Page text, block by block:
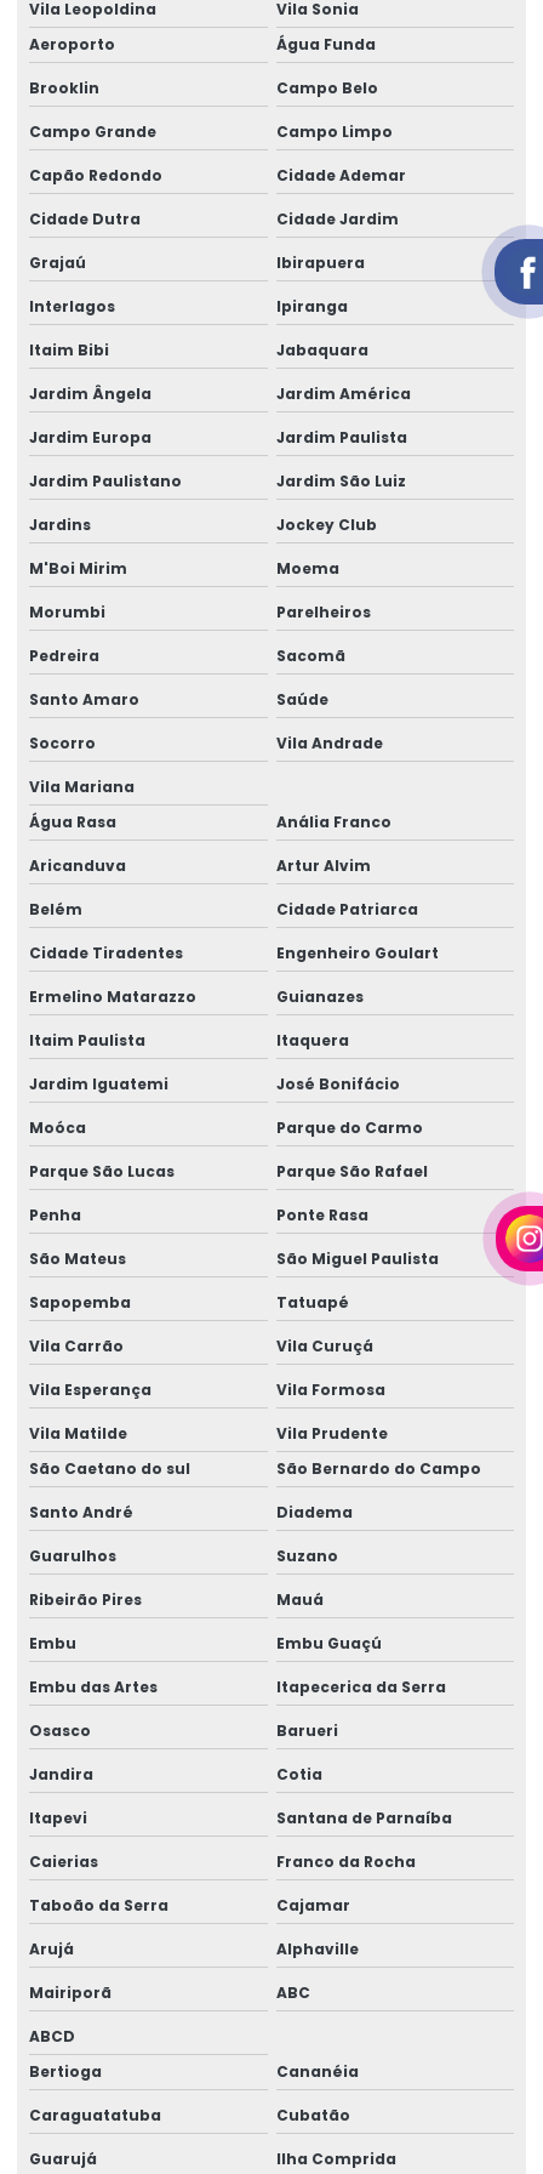
Aluguel de gerador trifásico em salvador
Aluguel de geradores de energia telefone
Aluguel de geradores para eventos
Aluguel de geradores para eventos valores
Aluguel de um gerador
área de locação de geradores
Cabo elétrico de 16 mm
Cabo elétrico de 16mm
Cabo eletrico de 2 5mm
Cabo elétrico de 25 mm
Cabo elétrico 35mm
Cabo elétrico de 4 mm
Cabo elétrico para iluminação
Empresa de aluguel de gerador
Empresa de aluguel de gerador em camaçari
Empresa de gerador de energia em camaçari
Empresa de gerador para eventos
Empresa de gerador para eventos em camaçari
Empresa de geradores
Empresa de geradores em camaçari
Empresa de locação de geradores
Empresa de locação de geradores em camaçari
Fornecedor de gerador
Fornecedor de gerador de energia em camaçari
Fornecedores de geradores a diesel
Fornecedores de geradores a diesel em camaçari
Fornecedores de geradores elétricos
Gerador 100 kva
Gerador 100 kva aluguel preço
Gerador 100 kva diesel
Gerador 100 kva mwm
Gerador 100 kva trifásico
Gerador 100 kva valor
Gerador 100 kva a venda
Gerador 100kva valor
Gerador 110 kva
Gerador 120 kva
Gerador 120 kva diesel
Gerador 120 kva preço
Vila Leopoldina
Vila Sonia
Aeroporto
Água Funda
Brooklin Campo Belo
Campo Grande Campo Limpo
Capão Redondo Cidade Ademar
Cidade Dutra Cidade Jardim
Grajaú Ibirapuera
Interlagos Ipiranga
Itaim Bibi Jabaquara
Jardim Ângela Jardim América
Jardim Europa Jardim Paulista
Jardim Paulistano Jardim São Luiz
Jardins Jockey Club
M'Boi Mirim Moema
Morumbi Parelheiros
Pedreira Sacomã
Santo Amaro Saúde
Socorro Vila Andrade
Vila Mariana
Água Rasa
Anália Franco
Aricanduva Artur Alvim
Belém Cidade Patriarca
Cidade Tiradentes Engenheiro Goulart
Ermelino Matarazzo Guianazes
Itaim Paulista Itaquera
Jardim Iguatemi José Bonifácio
Moóca Parque do Carmo
Parque São Lucas Parque São Rafael
Penha Ponte Rasa
São Mateus São Miguel Paulista
Sapopemba Tatuapé
Vila Carrão Vila Curuçá
Vila Esperança Vila Formosa
Vila Matilde
Vila Prudente
São Caetano do sul
São Bernardo do Campo
Santo André Diadema
Guarulhos Suzano
Ribeirão Pires Mauá
Embu Embu Guaçú
Embu das Artes Itapecerica da Serra
Osasco Barueri
Jandira Cotia
Itapevi Santana de Parnaíba
Caierias Franco da Rocha
Taboão da Serra Cajamar
Arujá Alphaville
Mairiporã ABC
ABCD
Bertioga
Cananéia
Caraguatatuba Cubatão
Guarujá Ilha Comprida